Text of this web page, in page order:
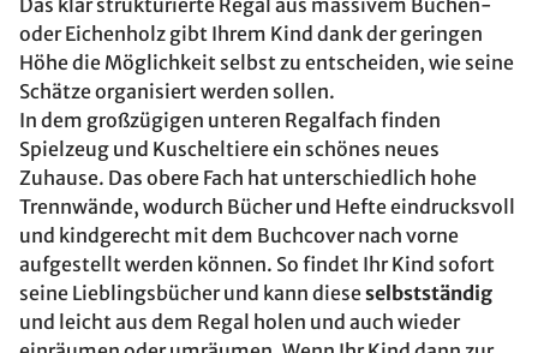
Das klar strukturierte Regal aus massivem Buchen-
oder Eichenholz gibt Ihrem Kind dank der geringen
Höhe die Möglichkeit selbst zu entscheiden, wie seine
Schätze organisiert werden sollen.
In dem großzügigen unteren Regalfach finden
Spielzeug und Kuscheltiere ein schönes neues
Zuhause. Das obere Fach hat unterschiedlich hohe
Trennwände, wodurch Bücher und Hefte eindrucksvoll
und kindgerecht mit dem Buchcover nach vorne
aufgestellt werden können. So findet Ihr Kind sofort
seine Lieblingsbücher und kann dieseselbstständig
und leicht aus dem Regal holen und auch wieder